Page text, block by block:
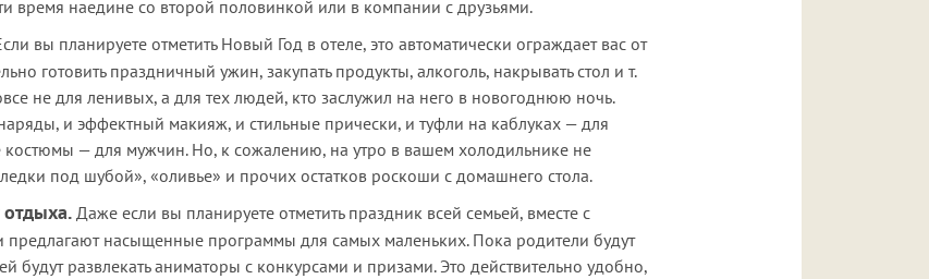
время наедине со второй половинкой или в компании с друзьями.
вы планируете отметить Новый Год в отеле, это автоматически ограждает вас от
готовить праздничный ужин, закупать продукты, алкоголь, накрывать стол и т.
не для ленивых, а для тех людей, кто заслужил на него в новогоднюю ночь.
и эффектный макияж, и стильные прически, и туфли на каблуках — для
костюмы — для мужчин. Но, к сожалению, на утро в вашем холодильнике не
под шубой», «оливье» и прочих остатков роскоши с домашнего стола.
Даже если вы планируете отметить праздник всей семьей, вместе с
предлагают насыщенные программы для самых маленьких. Пока родители будут
будут развлекать аниматоры с конкурсами и призами. Это действительно удобно,